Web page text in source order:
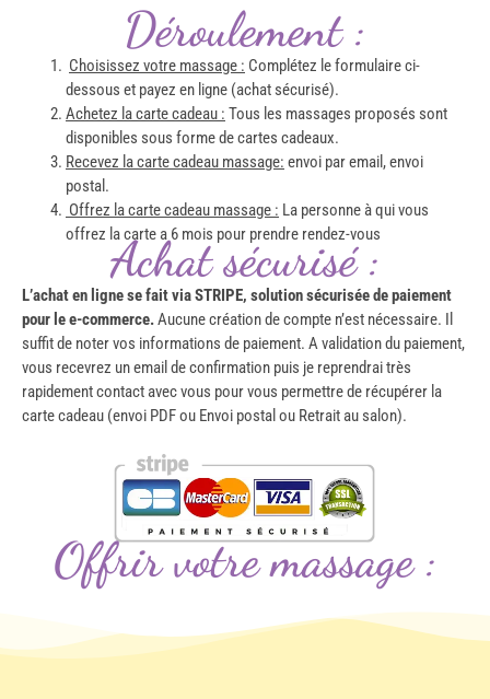
Déroulement :
Choisissez votre massage : Complétez le formulaire ci-
dessous et payez en ligne (achat sécurisé).
Achetez la carte cadeau : Tous les massages proposés sont
disponibles sous forme de cartes cadeaux.
Recevez la carte cadeau massage: envoi par email, envoi
postal.
Offrez la carte cadeau massage : La personne à qui vous
offrez la carte a 6 mois pour prendre rendez-vous
Achat sécurisé :
L’achat en ligne se fait via STRIPE, solution sécurisée de paiement
pour le e-commerce.Aucune création de compte n’est nécessaire. Il
suffit de noter vos informations de paiement. A validation du paiement,
vous recevrez un email de confirmation puis je reprendrai très
rapidement contact avec vous pour vous permettre de récupérer la
carte cadeau (envoi PDF ou Envoi postal ou Retrait au salon).
Offrir votre massage :